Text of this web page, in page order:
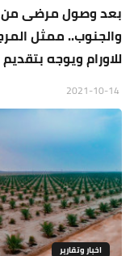
بعد وصول مرضى من
والجنوب.. ممثل
للاورام ويوجه
اخبار وتقارير